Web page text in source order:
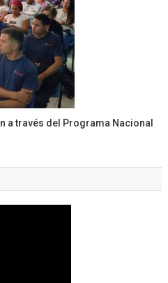
a través del Programa Nacional